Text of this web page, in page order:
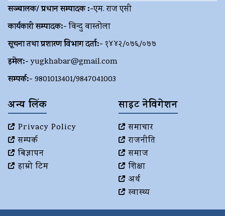
सञ्चालक/ प्रधान सम्पादक :-एम. राज एसी
कार्यकारी सम्पादक:-विन्दु वास्तोला
सूचना तथा प्रशारण विभाग दर्ता:- १४४२/०७६/०७७
इमेल:- yugkhabar@gmail.com
सम्पर्क:- 9801013401/9847041003
अन्य लिंक
Privacy Policy
सम्पर्क
बिज्ञापन
हाम्रो टिम
साइट नेविगेशन
समाचार
राजनीति
समाज
शिक्षा
अर्थ
स्वास्थ्य